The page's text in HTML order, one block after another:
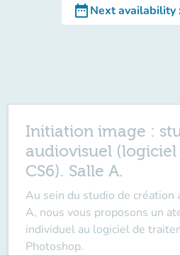
date_rangeNext availability
Initiation image :
audiovisuel
CS6). Salle A.
Au sein du studio de création
A, nous vous proposons un
individuel au logiciel de
Photoshop.